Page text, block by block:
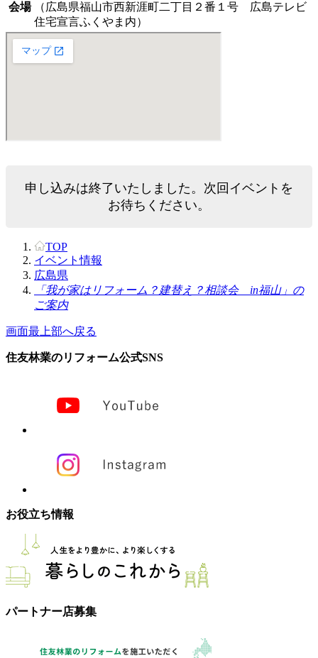
会場
（広島県福山市西新涯町二丁目２番１号 広島テレビ
住宅宣言ふくやま内）
申し込みは終了いたしました。次回イベントを
お待ちください。
TOP
イベント情報
広島県
「我が家はリフォーム？建替え？相談会 in福山」の
ご案内
画面最上部へ戻る
住友林業のリフォーム公式SNS
お役立ち情報
パートナー店募集